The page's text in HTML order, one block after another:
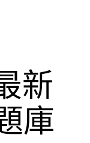
新
庫